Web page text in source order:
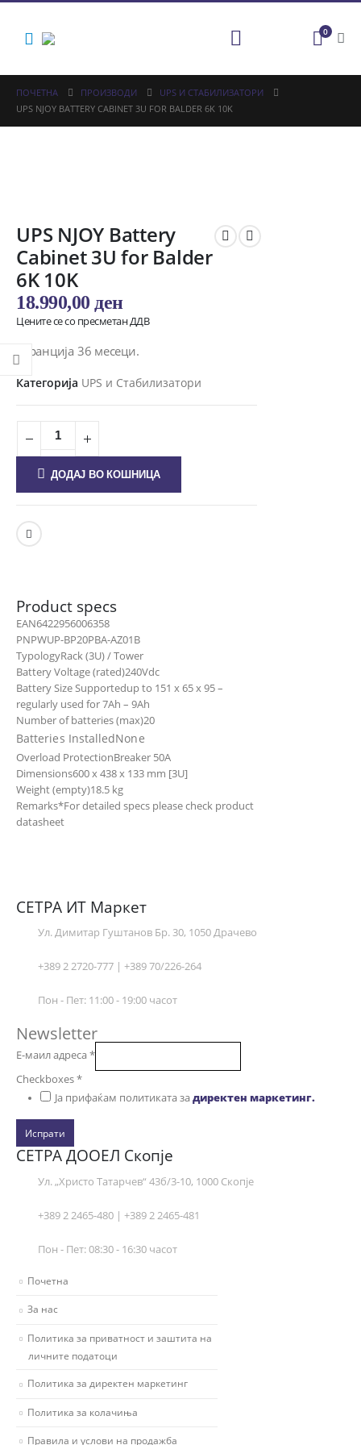
0
ПОЧЕТНА ПРОИЗВОДИ
UPS И СТАБИЛИЗАТОРИ
UPS NJOY BATTERY CABINET 3U FOR BALDER 6K 10K
UPS NJOY Battery
Cabinet 3U for Balder
6K 10K
18.990,00 ден
Цените се со пресметан ДДВ
Гаранција 36 месеци.
Категорија UPS и Стабилизатори
ДОДАЈ ВО КОШНИЦА
Product specs
EAN6422956006358
PNPWUP-BP20PBA-AZ01B
TypologyRack (3U) / Tower
Battery Voltage (rated)240Vdc
Battery Size Supportedup to 151 x 65 x 95 –
regularly used for 7Ah – 9Ah
Number of batteries (max)20
Batteries InstalledNone
Overload ProtectionBreaker 50A
Dimensions600 x 438 x 133 mm [3U]
Weight (empty)18.5 kg
Remarks*For detailed specs please check product
datasheet
СЕТРА ИТ Маркет
Ул. Димитар Гуштанов Бр. 30, 1050 Драчево
+389 2 2720-777 | +389 70/226-264
Пон - Пет: 11:00 - 19:00 часот
Newsletter
Е-маил адреса*
Checkboxes*
Ја прифаќам политиката задиректен маркетинг.
Испрати
СЕТРА ДООЕЛ Скопје
Ул. „Христо Татарчев“ 43б/3-10, 1000 Скопје
+389 2 2465-480 | +389 2 2465-481
Пон - Пет: 08:30 - 16:30 часот
Почетна
За нас
Политика за приватност и заштита на
личните податоци
Политика за директен маркетинг
Политика за колачиња
Правила и услови на продажба